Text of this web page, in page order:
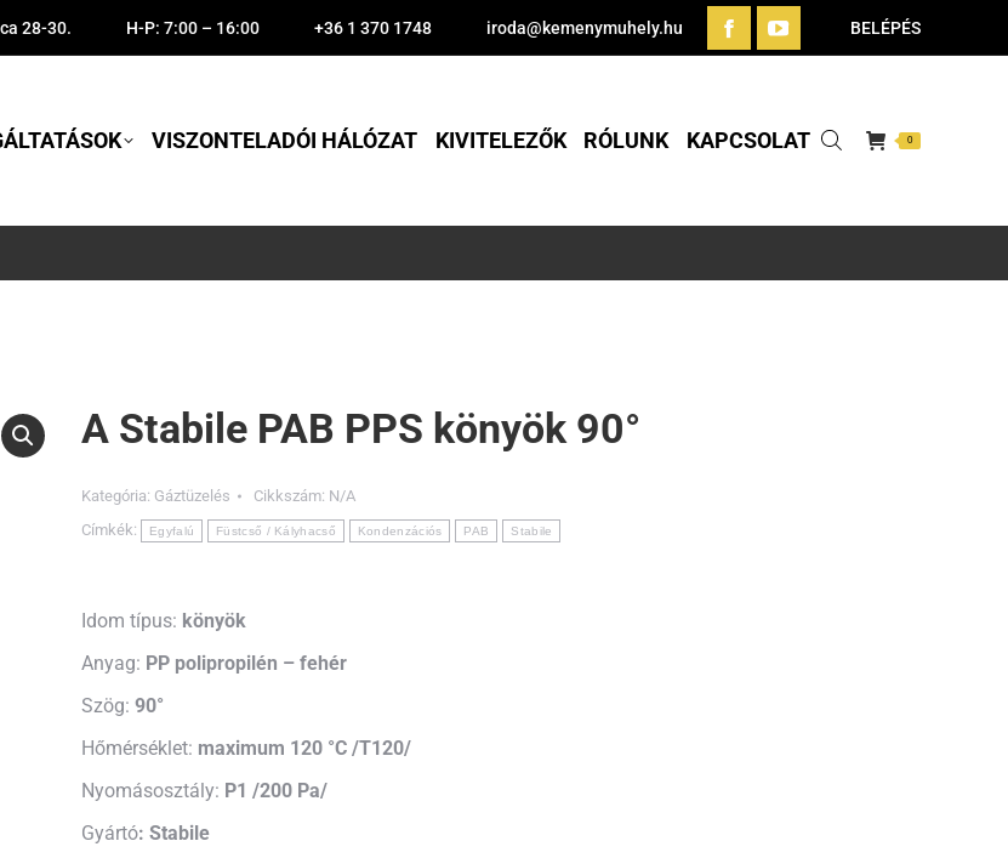
28-30. H-P: 7:00 – 16:00 +36 1 370 1748 iroda@kemenymuhely.hu BELÉPÉS
VISZONTELADÓI HÁLÓZAT KIVITELEZŐK RÓLUNK KAPCSOLAT 0
A Stabile PAB PPS könyök 90°
Kategória: Gáztüzelés Cikkszám: N/A
Címkék:
Egyfalú Füstcső / Kályhacső Kondenzációs PAB Stabile
Idom típus: könyök
Anyag: PP polipropilén – fehér
Szög: 90°
Hőmérséklet: maximum 120 °C /T120/
Nyomásosztály: P1 /200 Pa/
Gyártó: Stabile